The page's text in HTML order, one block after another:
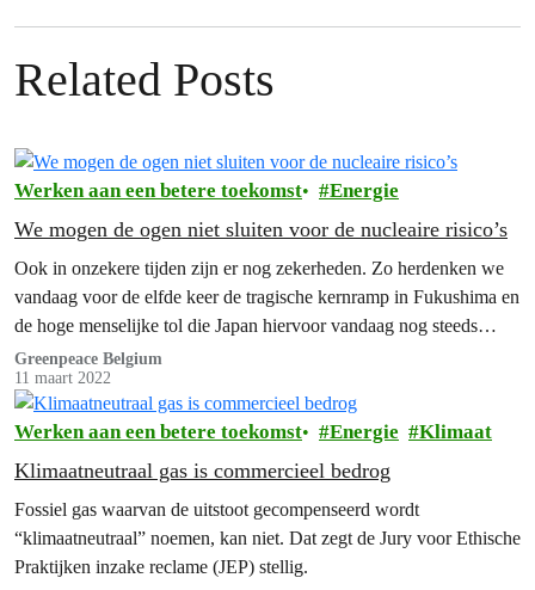
Related Posts
Werken aan een betere toekomst Energie
We mogen de ogen niet sluiten voor de nucleaire risico’s
Ook in onzekere tijden zijn er nog zekerheden. Zo herdenken we
vandaag voor de elfde keer de tragische kernramp in Fukushima en
de hoge menselijke tol die Japan hiervoor vandaag nog steeds
betaalt.
Greenpeace Belgium
11 maart 2022
Werken aan een betere toekomst Energie Klimaat
Klimaatneutraal gas is commercieel bedrog
Fossiel gas waarvan de uitstoot gecompenseerd wordt
“klimaatneutraal” noemen, kan niet. Dat zegt de Jury voor Ethische
Praktijken inzake reclame (JEP) stellig.